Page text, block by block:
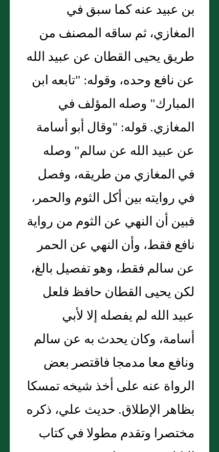
بن عبيد عنه كما سبق في
المغازي، ثم ساقه المصنف من
طريق يحيى القطان عن عبيد الله
عن نافع وحده، وقوله: "تابعه ابن
المبارك" وصله المؤلف في
المغازي. قوله: "وقال أبو أسامة
عن عبيد الله عن سالم" وصله
في المغازي من طريقه، وفصل
في روايته بين أكل الثوم والحمر،
فبين أن النهي عن الثوم من رواية
نافع فقط، وأن النهي عن الحمر
عن سالم فقط، وهو تفصيل بالغ،
لكن يحيى القطان حافظ فلعل
عبيد الله لم يفصله إلا لأبي
أسامة، وكان يحدث به عن سالم
ونافع معا مدمجا فاقتصر بعض
الرواة عنه على أخذ شيخه تمسكا
بظاهر الإطلاق. حديث علي، ذكره
مختصرا وتقدم مطولا في كتاب